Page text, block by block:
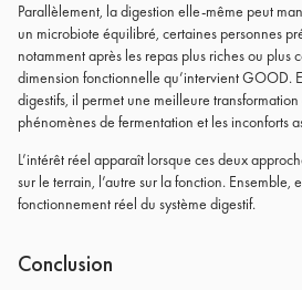
Parallèlement, la digestion elle-même peut
un microbiote équilibré, certaines personnes
notamment après les repas plus riches ou plus
dimension fonctionnelle qu’intervient GOOD.
digestifs, il permet une meilleure
phénomènes de fermentation et les inconforts
L’intérêt réel apparaît lorsque ces deux
sur le terrain, l’autre sur la fonction. Ensemble,
fonctionnement réel du système digestif.
Conclusion